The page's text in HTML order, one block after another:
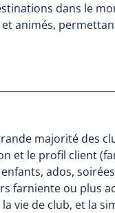
dans le
animés,
majorité des
et le profil client
ados,
farniente ou plus
vie de club, et la